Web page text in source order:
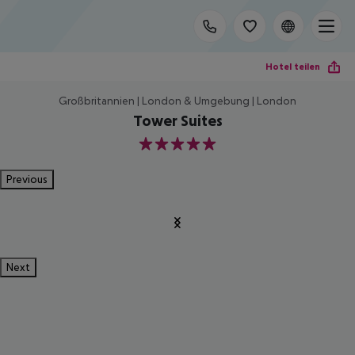
Hotel teilen
Großbritannien | London & Umgebung | London
Tower Suites
5
Previous
Next